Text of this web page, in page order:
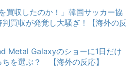
買収したのか！」韓国サッカー協
買収が発覚し大騒ぎ！【海外の反
Metal Galaxyのショーに1日だけ
を選ぶ？ 【海外の反応】